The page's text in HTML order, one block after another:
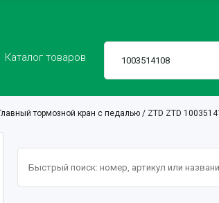
Каталог товаров
тормозной кран с педалью / ZTD ZTD